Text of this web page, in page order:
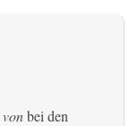
vonbei den